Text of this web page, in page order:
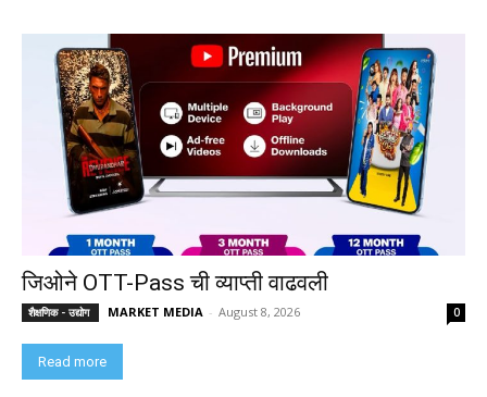
जिओने OTT-Pass ची व्याप्ती वाढवली
शैक्षणिक - उद्योग MARKET MEDIA - August 8, 2026 0
Read more